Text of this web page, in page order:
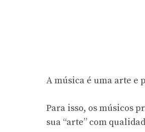
A música é uma arte e
Para isso, os músicos
sua “arte” com